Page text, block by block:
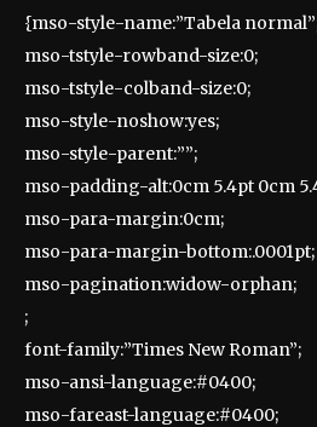
{mso-style-name:”Tabela
mso-tstyle-rowband-size:0;
mso-tstyle-colband-size:0;
mso-style-noshow:yes;
mso-style-parent:””;
mso-padding-alt:0cm 5.4pt 0cm
mso-para-margin:0cm;
mso-para-margin-bottom:.0001pt;
mso-pagination:widow-orphan;
;
font-family:”Times New Roman”;
mso-ansi-language:#0400;
mso-fareast-language:#0400;